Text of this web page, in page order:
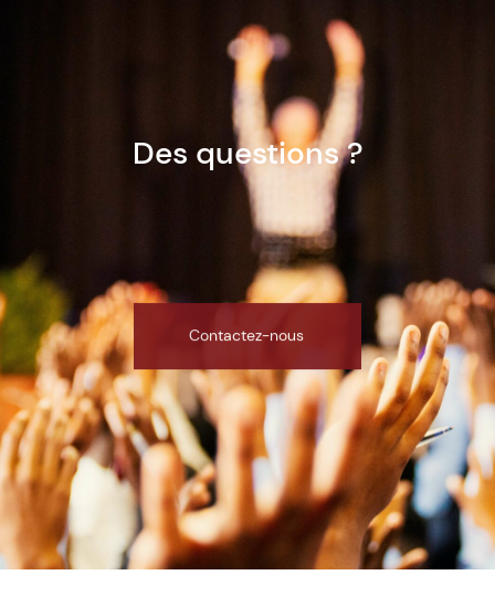
Des questions ?
Contactez-nous